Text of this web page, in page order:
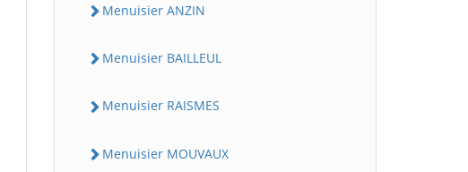
Menuisier ANZIN
Menuisier BAILLEUL
Menuisier RAISMES
Menuisier MOUVAUX